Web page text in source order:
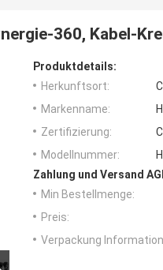
360, Kabel-
Produktdetails:
Herkunftsort:
Markenname:
Zertifizierung:
Modellnummer:
Zahlung und Versand
Min Bestellmenge:
Preis:
Verpackung